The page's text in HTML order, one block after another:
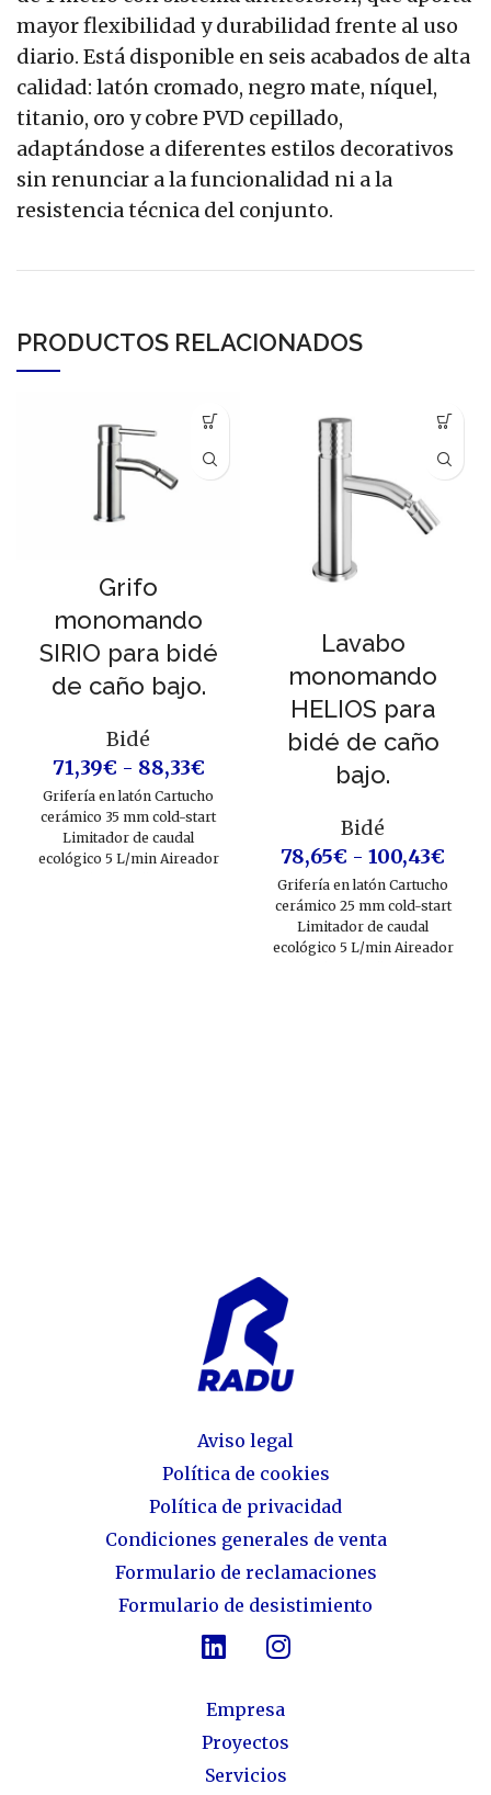
mayor flexibilidad y durabilidad frente al uso
diario. Está disponible en seis acabados de alta
calidad: latón cromado, negro mate, níquel,
titanio, oro y cobre PVD cepillado,
adaptándose a diferentes estilos decorativos
sin renunciar a la funcionalidad ni a la
resistencia técnica del conjunto.
PRODUCTOS RELACIONADOS
Grifo
monomando
SIRIO para bidé
de caño bajo.
Bidé
71,39€ - 88,33€
Grifería en latón Cartucho
cerámico 35 mm cold-start
Limitador de caudal
ecológico 5 L/min Aireador
Lavabo
monomando
HELIOS para
bidé de caño
bajo.
Bidé
78,65€ - 100,43€
Grifería en latón Cartucho
cerámico 25 mm cold-start
Limitador de caudal
ecológico 5 L/min Aireador
Aviso legal
Política de cookies
Política de privacidad
Condiciones generales de venta
Formulario de reclamaciones
Formulario de desistimiento
Empresa
Proyectos
Servicios